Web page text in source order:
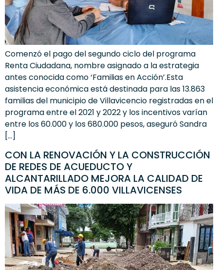
Comenzó el pago del segundo ciclo del programa
Renta Ciudadana, nombre asignado a la estrategia
antes conocida como ‘Familias en Acción’.Esta
asistencia económica está destinada para las 13.863
familias del municipio de Villavicencio registradas en el
programa entre el 2021 y 2022 y los incentivos varían
entre los 60.000 y los 680.000 pesos, aseguró Sandra
[…]
CON LA RENOVACIÓN Y LA CONSTRUCCIÓN
DE REDES DE ACUEDUCTO Y
ALCANTARILLADO MEJORA LA CALIDAD DE
VIDA DE MÁS DE 6.000 VILLAVICENSES